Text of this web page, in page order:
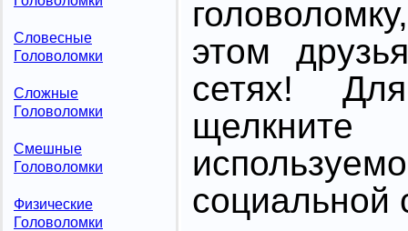
Словесные
Головоломки
Сложные
Головоломки
Смешные
Головоломки
Физические
Головоломки
этом
сетях!
социальной